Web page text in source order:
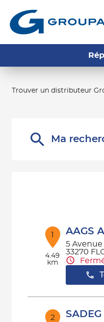
Trouver un distributeur
Ma
1
4.49
km
AAGS
5 Avenue
33270
2 SADEG